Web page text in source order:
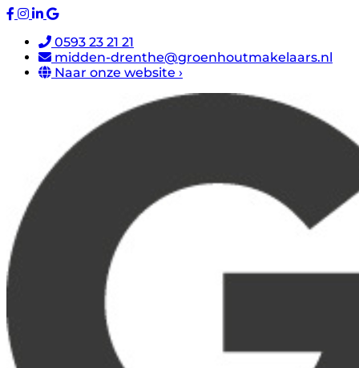
0593 23 21 21
midden-drenthe@groenhoutmakelaars.nl
Naar onze website ›